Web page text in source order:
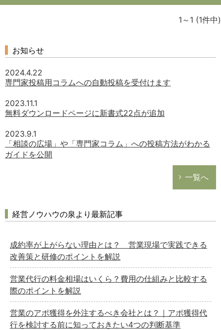
どのカテゴリーに投稿しますか？
1～1 (1件中)
お知らせ
2024.4.22
専門家投稿用コラムへの自動投稿を受付けます
2023.11.1
無料ダウンロードページに新書式22点が追加
2023.9.1
「相談の広場」や「専門家コラム」への投稿方法がわかる
ガイドを公開
一覧へ
経営ノウハウの泉より最新記事
成約率が上がらない理由とは？ 営業現場で実践できる
改善策と研修のポイントを解説
営業代行の料金相場はいくら？費用の仕組みと比較する
際のポイントを解説
営業のアポ獲得を外注するべき会社とは？｜アポ獲得代
行を検討する前に知っておきたい4つの判断基準